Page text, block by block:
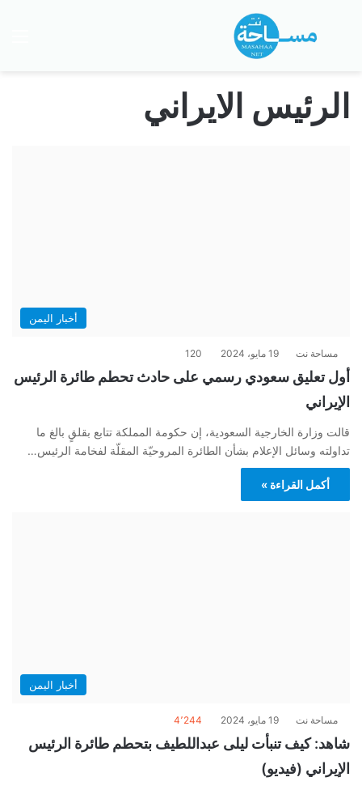
بحث عن
الرئيس الايراني
أخبار اليمن
مساحة نت 19 مايو، 2024 120
أول تعليق سعودي رسمي على حادث تحطم طائرة الرئيس
الإيراني
قالت وزارة الخارجية السعودية، إن حكومة المملكة تتابع بقلقٍ بالغ ما
تداولته وسائل الإعلام بشأن الطائرة المروحيّة المقلّة لفخامة الرئيس…
أكمل القراءة »
أخبار اليمن
مساحة نت 19 مايو، 2024 4٬244
شاهد: كيف تنبأت ليلى عبداللطيف بتحطم طائرة الرئيس
الإيراني (فيديو)